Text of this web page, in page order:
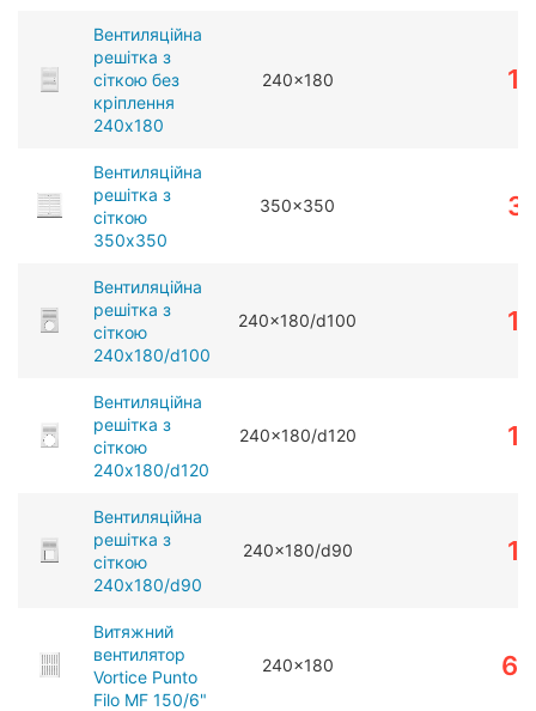
Вентиляційна
решітка з
сіткою без
кріплення
240x180
240x180
Вентиляційна
решітка з
сіткою
350x350
350x350
Вентиляційна
решітка з
сіткою
240x180/d100
240x180/d100
Вентиляційна
решітка з
сіткою
240x180/d120
240x180/d120
Вентиляційна
решітка з
сіткою
240x180/d90
240x180/d90
Витяжний
вентилятор
Vortice Punto
Filo MF 150/6"
240x180